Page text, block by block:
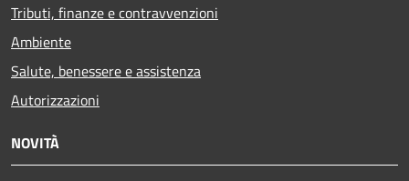
Tributi, finanze e contravvenzioni
Ambiente
Salute, benessere e assistenza
Autorizzazioni
NOVITÀ